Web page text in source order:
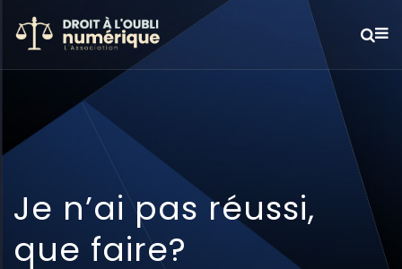
Je n’ai pas réussi,
que faire?